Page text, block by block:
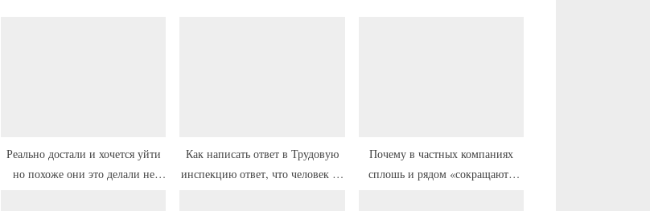
а
п
п
и
Реально достали и хочется уйти
но похоже они это делали не
Как написать ответ в Трудовую
инспекцию ответ, что человек на
Почему в частных компаниях
сплошь и рядом «сокращают»